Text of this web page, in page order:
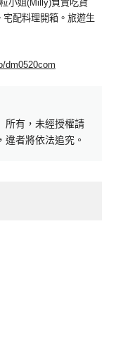
小姐(Milly)負責吃貨
配料理開箱。旅遊生
dm0520com
所有，未經授權請
者將依法追究。